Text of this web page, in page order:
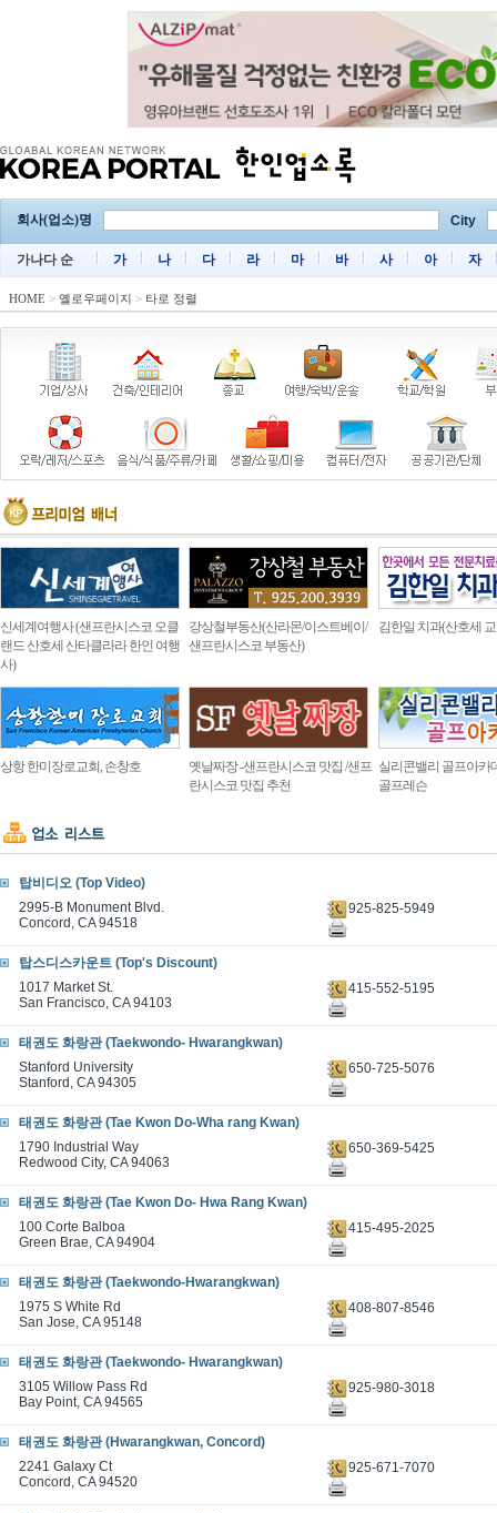
회사(업소)명 City
가나다 순 가 나 다 라 마 바 사 아 자
HOME > 옐로우페이지 > 타로 정렬
신세계여행사 (샌프란시스코 오클
랜드 산호세 산타클라라 한인 여행
사)
강상철부동산(산라몬/이스트베이/
샌프란시스코 부동산)
김한일 치과(산호세
상항 한미장로교회, 손창호
옛날짜장 -샌프란시스코 맛집 /샌프
란시스코 맛집 추천
실리콘밸리 골프아카
골프레슨
탑비디오 (Top Video)
2995-B Monument Blvd.
Concord, CA 94518
925-825-5949
탑스디스카운트 (Top's Discount)
1017 Market St.
San Francisco, CA 94103
415-552-5195
태권도 화랑관 (Taekwondo- Hwarangkwan)
Stanford University
Stanford, CA 94305
650-725-5076
태권도 화랑관 (Tae Kwon Do-Wha rang Kwan)
1790 Industrial Way
Redwood City, CA 94063
650-369-5425
태권도 화랑관 (Tae Kwon Do- Hwa Rang Kwan)
100 Corte Balboa
Green Brae, CA 94904
415-495-2025
태권도 화랑관 (Taekwondo-Hwarangkwan)
1975 S White Rd
San Jose, CA 95148
408-807-8546
태권도 화랑관 (Taekwondo- Hwarangkwan)
3105 Willow Pass Rd
Bay Point, CA 94565
925-980-3018
태권도 화랑관 (Hwarangkwan, Concord)
2241 Galaxy Ct
Concord, CA 94520
925-671-7070